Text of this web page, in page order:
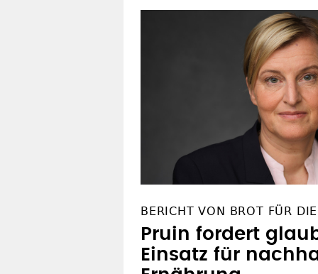
BERICHT VON BROT FÜR
Pruin fordert
Einsatz für